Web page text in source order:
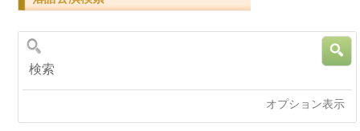
オプション表示